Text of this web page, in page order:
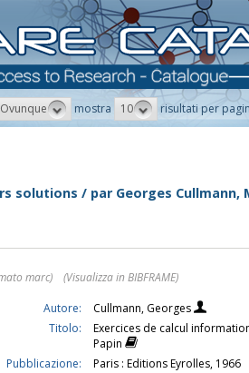
Ovunque mostra 10 risultati per
solutions / par Georges Cullmann,
marc)
(Visualizza in BIBFRAME)
Autore:
Cullmann, Georges
Titolo:
Exercices de calcul
Papin
Pubblicazione:
Paris : Editions Eyrolles, 1966